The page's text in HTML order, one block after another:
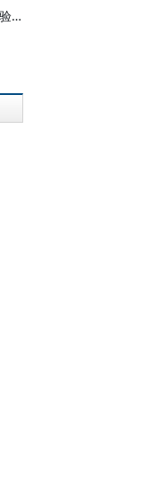
丁凯：如何克服既得利益：他国转轨经验借鉴